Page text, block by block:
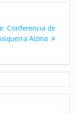
Siguiente
entrada:
Conferencia de
Alzina